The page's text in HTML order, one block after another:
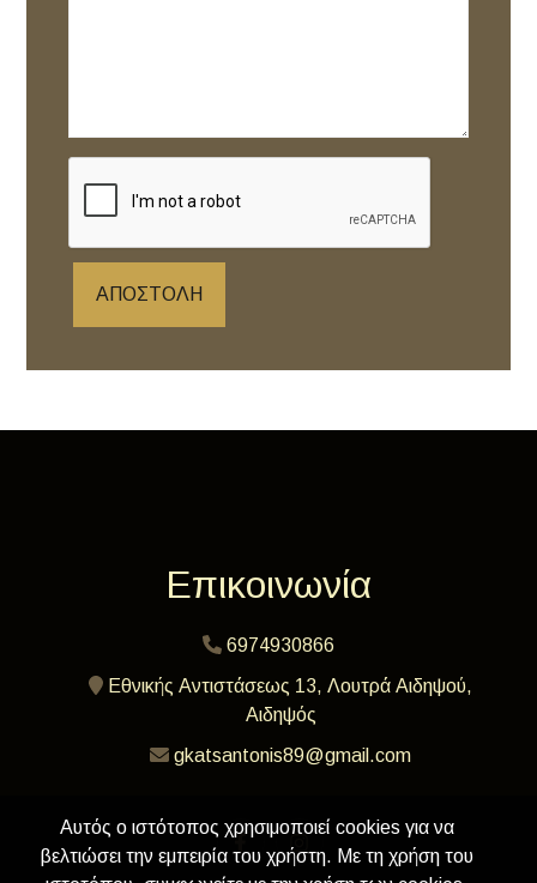
ΑΠΟΣΤΟΛΉ
Επικοινωνία
6974930866
Εθνικής Αντιστάσεως 13, Λουτρά Αιδηψού,
Αιδηψός
gkatsantonis89@gmail.com
Αυτός ο ιστότοπος χρησιμοποιεί cookies για να
βελτιώσει την εμπειρία του χρήστη. Με τη χρήση του